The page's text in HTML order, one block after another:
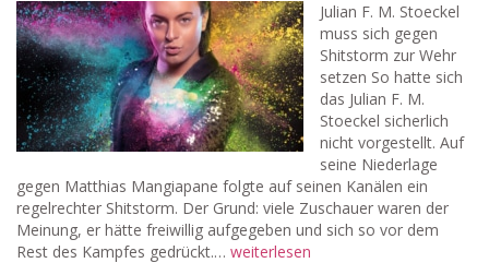
Julian F. M. Stoeckel
muss sich gegen
Shitstorm zur Wehr
setzen So hatte sich
das Julian F. M.
Stoeckel sicherlich
nicht vorgestellt. Auf
seine Niederlage
gegen Matthias Mangiapane folgte auf seinen Kanälen ein
regelrechter Shitstorm. Der Grund: viele Zuschauer waren der
Meinung, er hätte freiwillig aufgegeben und sich so vor dem
Rest des Kampfes gedrückt.… weiterlesen